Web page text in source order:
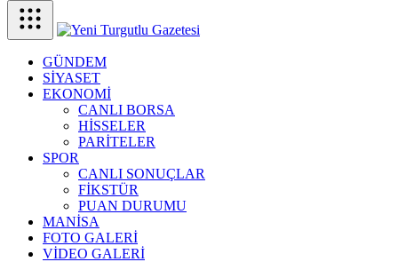
GÜNDEM
SİYASET
EKONOMİ
CANLI BORSA
HİSSELER
PARİTELER
SPOR
CANLI SONUÇLAR
FİKSTÜR
PUAN DURUMU
MANİSA
FOTO GALERİ
VİDEO GALERİ